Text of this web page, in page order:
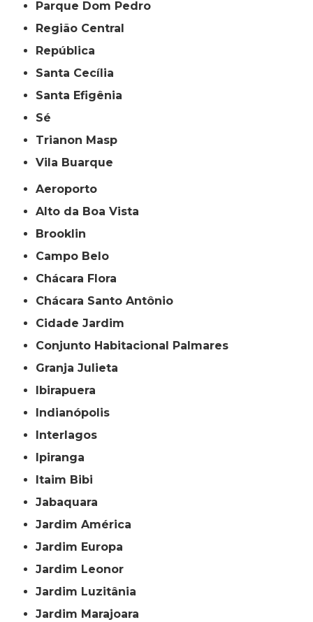
Parque Dom Pedro
Região Central
República
Santa Cecília
Santa Efigênia
Sé
Trianon Masp
Vila Buarque
Aeroporto
Alto da Boa Vista
Brooklin
Campo Belo
Chácara Flora
Chácara Santo Antônio
Cidade Jardim
Conjunto Habitacional Palmares
Granja Julieta
Ibirapuera
Indianópolis
Interlagos
Ipiranga
Itaim Bibi
Jabaquara
Jardim América
Jardim Europa
Jardim Leonor
Jardim Luzitânia
Jardim Marajoara